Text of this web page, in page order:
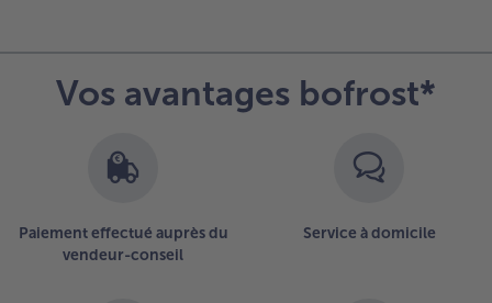
Vos avantages bofrost*
Paiement effectué auprès du
vendeur-conseil
Service à domicile